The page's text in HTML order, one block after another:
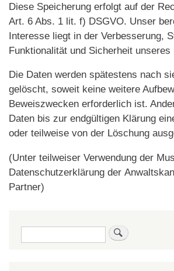
Diese Speicherung erfolgt auf der
Art. 6 Abs. 1 lit. f) DSGVO. Unser
Interesse liegt in der Verbesserung,
Funktionalität und Sicherheit
Die Daten werden spätestens nach
gelöscht, soweit keine weitere
Beweiszwecken erforderlich ist.
Daten bis zur endgültigen Klärung
oder teilweise von der Löschung
(Unter teilweiser Verwendung der
Datenschutzerklärung der
Partner)
Suche